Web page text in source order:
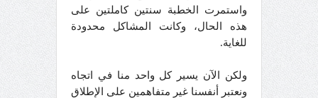
واستمرت الخطبة سنتين كاملتين على
هذه الحال، وكانت المشاكل محدودة
للغاية.
ولكن الآن يسير كل واحد منا في اتجاه
ونعتبر أنفسنا غير متفاهمين على الإطلاق